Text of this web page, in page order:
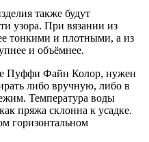
также будут
узора. При вязании из
тонкими и плотными, а из
и объёмнее.
Пуффи Файн Колор, нужен
либо вручную, либо в
Температура воды
пряжа склонна к усадке.
горизонтальном